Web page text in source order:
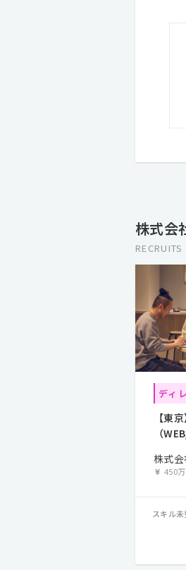
株式会
RECRUITS
ディ
【東
（
株式
450万
スキル未